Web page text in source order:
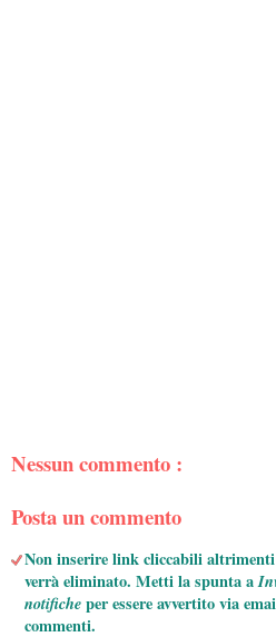
Nessun commento :
Posta un commento
Non inserire link cliccabili
verrà eliminato. Metti la spunta a
notificheper essere avvertito via
commenti.